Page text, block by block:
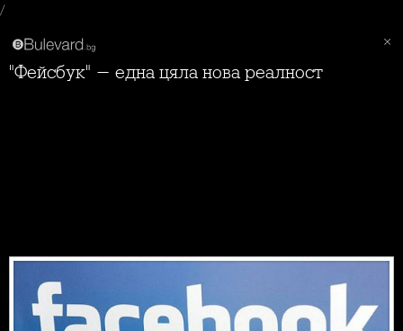
/
"Фейсбук" - една цяла нова реалност